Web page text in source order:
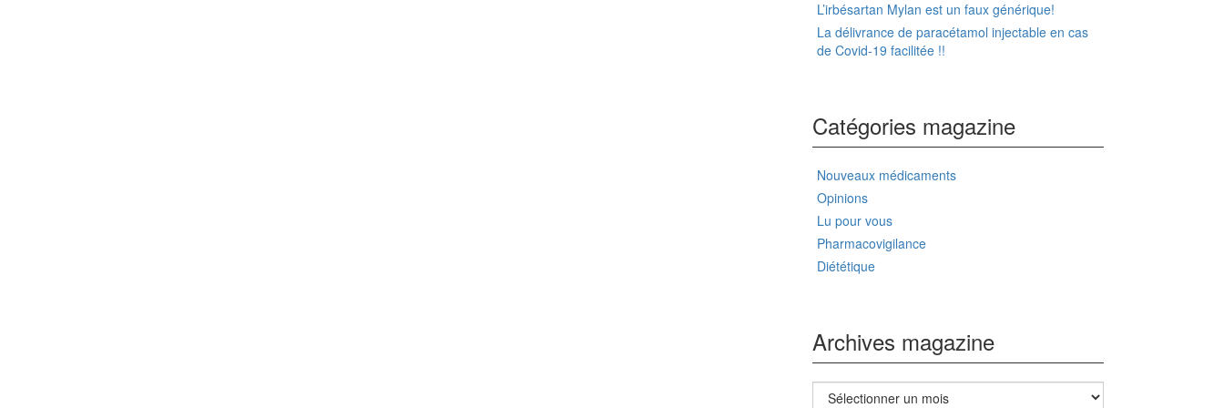
L’irbésartan Mylan est un faux générique!
La délivrance de paracétamol injectable en cas
de Covid-19 facilitée !!
Catégories magazine
Nouveaux médicaments
Opinions
Lu pour vous
Pharmacovigilance
Diététique
Archives magazine
Archives